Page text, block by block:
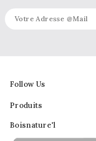
Follow Us
Produits
Boisnature'l